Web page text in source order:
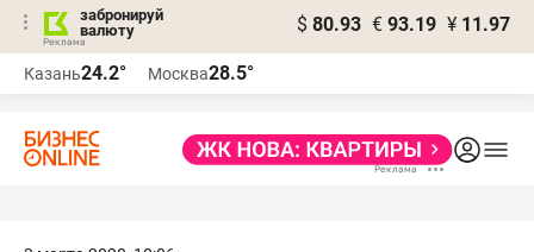
забронируй
валюту
$ 80.93 € 93.19 ¥ 11.97
Казань24.2° Москва28.5°